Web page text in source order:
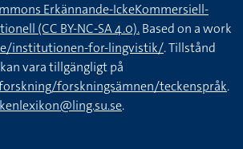
Erkännande-IckeKommersiell-
(CC BY-NC-SA 4.0).Based on a work
institutionen-for-lingvistik/. Tillstånd
vara tillgängligt på
forskningsämnen/teckenspråk.
.